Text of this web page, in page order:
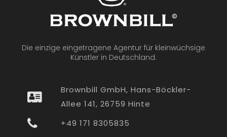
Die einzige eingetragene Agentur für kleinwüchsige
Künstler in Deutschland.
Brownbill GmbH, Hans-Böckler-
Allee 141, 26759 Hinte
+49 171 8305835